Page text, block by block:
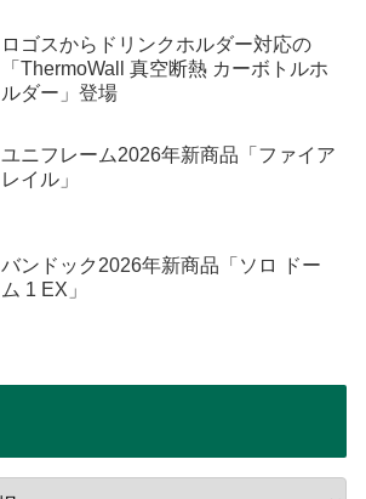
ロゴスからドリンクホルダー対応の
「ThermoWall 真空断熱 カーボトルホ
ルダー」登場
ユニフレーム2026年新商品「ファイア
レイル」
バンドック2026年新商品「ソロ ドー
ム 1 EX」